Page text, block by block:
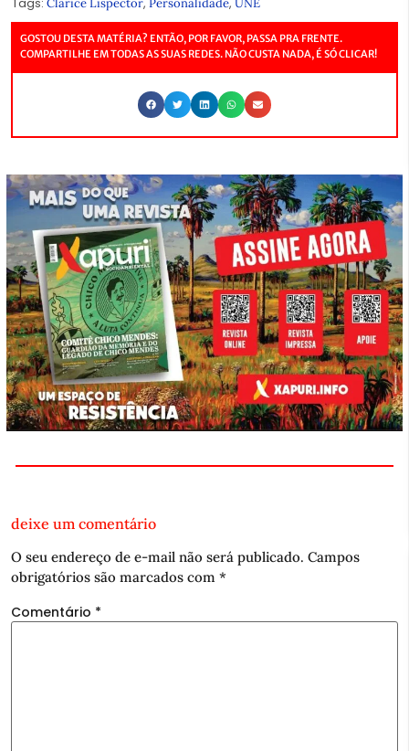
GOSTOU DESTA MATÉRIA? ENTÃO, POR FAVOR, PASSA PRA FRENTE.
COMPARTILHE EM TODAS AS SUAS REDES. NÃO CUSTA NADA, É SÓ CLICAR!
deixe um comentário
O seu endereço de e-mail não será publicado. Campos
obrigatórios são marcados com *
Comentário *